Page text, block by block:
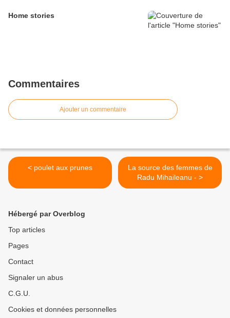
Home stories
Commentaires
Ajouter un commentaire
< poulet aux prunes
La source des femmes de
Radu Mihaileanu - >
Hébergé par Overblog
Top articles
Pages
Contact
Signaler un abus
C.G.U.
Cookies et données personnelles